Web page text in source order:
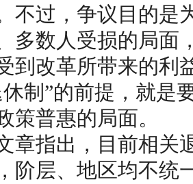
不过，争议目的是
多数人受损的局面
到改革所带来的利
制”的前提，就是
策普惠的局面。
指出，目前相关
阶层、地区均不统